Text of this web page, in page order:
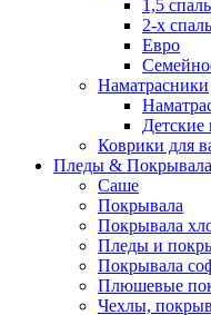
1,5
2-х
Евро
Наматрасники
Детские
Коврики для
Пледы & Покрывала
Саше
Покрывала
Покрывала
Пледы и
Покрывала
Плюшевые
Чехлы,